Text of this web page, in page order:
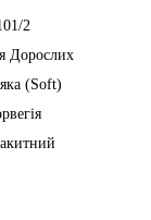
2
Дорослих
(Soft)